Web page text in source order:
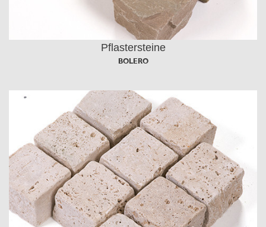
Pflastersteine
BOLERO